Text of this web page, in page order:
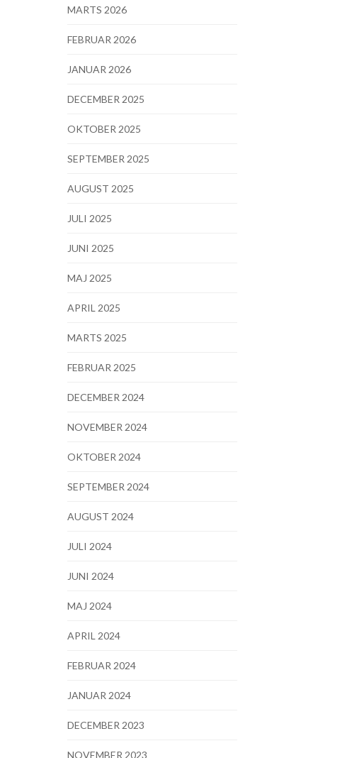
MARTS 2026
FEBRUAR 2026
JANUAR 2026
DECEMBER 2025
OKTOBER 2025
SEPTEMBER 2025
AUGUST 2025
JULI 2025
JUNI 2025
MAJ 2025
APRIL 2025
MARTS 2025
FEBRUAR 2025
DECEMBER 2024
NOVEMBER 2024
OKTOBER 2024
SEPTEMBER 2024
AUGUST 2024
JULI 2024
JUNI 2024
MAJ 2024
APRIL 2024
FEBRUAR 2024
JANUAR 2024
DECEMBER 2023
NOVEMBER 2023